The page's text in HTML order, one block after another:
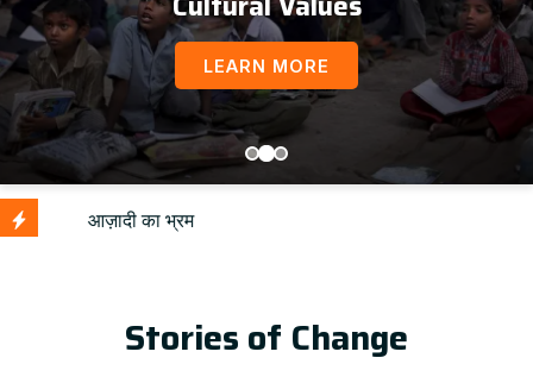
LEARN MORE
Stories of Change